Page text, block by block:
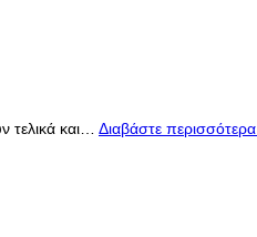
και… Διαβάστε περισσότερα